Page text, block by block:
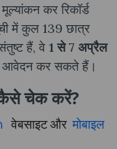
कर रिकॉर्ड
में कुल 139 छात्र
हैं, वे 1 से 7 अप्रैल
आवेदन कर सकते हैं।
कैसे चेक करें?
वेबसाइट औरमोबाइल